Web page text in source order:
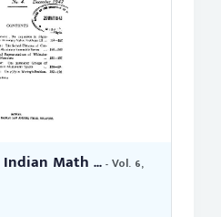
Math ...- Vol. 6,